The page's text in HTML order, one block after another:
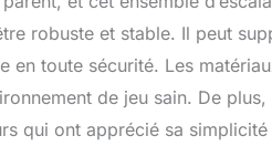
robuste et stable. Il peut
en toute sécurité. Les
de jeu sain. De
qui ont apprécié sa simplicité